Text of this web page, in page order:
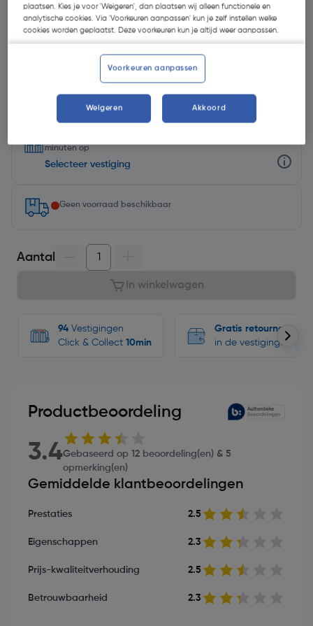
| Excl. btw € 3,76
minuten op
Selecteer vestiging
Geen voorraad beschikbaar
Aantal
In winkelwagen
94 Vestigingen
Click & Collect 10min
Gratis retourneren
in de vestigingen
Productbeoordeling
3.4Gebaseerd op 12 beoordeling(en) & 5
opmerking(en)
Gemiddelde klantbeoordelingen
Prestaties 2.5
Eigenschappen 2.3
Prijs-kwaliteitverhouding 2.5
Betrouwbaarheid 2.3
plaatsen. Kies je voor 'Weigeren', dan plaatsen wij alleen functionele en
analytische cookies. Via 'Voorkeuren aanpassen' kun je zelf instellen welke
cookies worden geplaatst. Deze voorkeuren kun je altijd weer aanpassen.
Voorkeuren aanpassen
Weigeren Akkoord